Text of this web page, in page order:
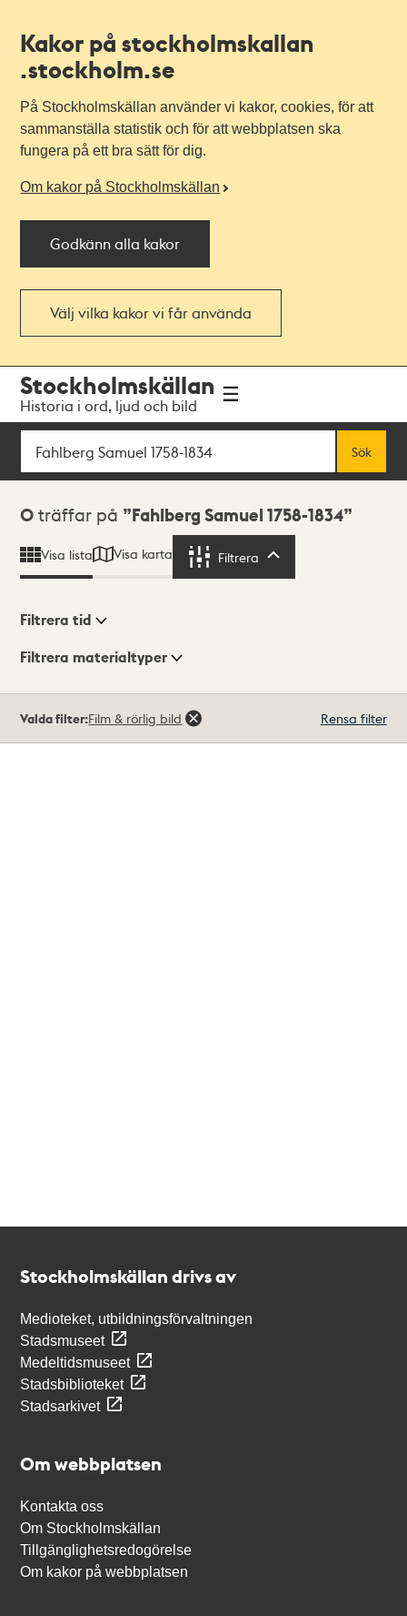
Kakor på stockholmskallan
.stockholm.se
På Stockholmskällan använder vi kakor, cookies, för att
sammanställa statistik och för att webbplatsen ska
fungera på ett bra sätt för dig.
Om kakor på Stockholmskällan
Godkänn alla kakor
Välj vilka kakor vi får använda
navigationen
huvudinnehållet
Stockholmskällan
Historia i ord, ljud och bild
Sök
Sök
Sökresultat
0 träffar på Fahlberg Samuel 1758-1834
Visa lista Visa karta Filtrera
Visningsläge
Filtrera tid
Filtrera materialtyper
träffar
Valda filter:Film & rörlig bild Rensa filter
Stockholmskällan drivs av
Medioteket, utbildningsförvaltningen
Stadsmuseet
Medeltidsmuseet
Stadsbiblioteket
Stadsarkivet
Om webbplatsen
Kontakta oss
Om Stockholmskällan
Tillgänglighetsredogörelse
Om kakor på webbplatsen